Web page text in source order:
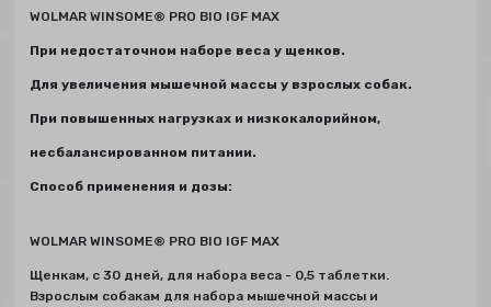
WOLMAR WINSOME® PRO BIO IGF MAX
При недостаточном наборе веса у щенков.
Для увеличения мышечной массы у взрослых собак.
При повышенных нагрузках и низкокалорийном,
несбалансированном питании.
Способ применения и дозы:
WOLMAR WINSOME® PRO BIO IGF MAX
Щенкам, с 30 дней, для набора веса - 0,5 таблетки.
Взрослым собакам для набора мышечной массы и